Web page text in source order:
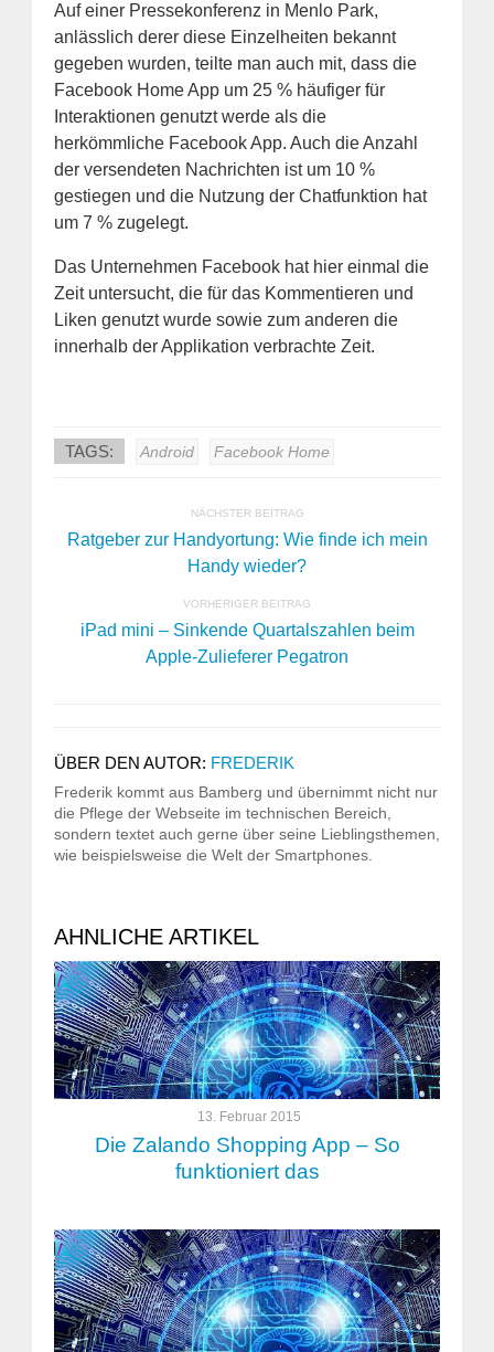
Auf einer Pressekonferenz in Menlo Park,
anlässlich derer diese Einzelheiten bekannt
gegeben wurden, teilte man auch mit, dass die
Facebook Home App um 25 % häufiger für
Interaktionen genutzt werde als die
herkömmliche Facebook App. Auch die Anzahl
der versendeten Nachrichten ist um 10 %
gestiegen und die Nutzung der Chatfunktion hat
um 7 % zugelegt.
Das Unternehmen Facebook hat hier einmal die
Zeit untersucht, die für das Kommentieren und
Liken genutzt wurde sowie zum anderen die
innerhalb der Applikation verbrachte Zeit.
TAGS: Android Facebook Home
NÄCHSTER BEITRAG
Ratgeber zur Handyortung: Wie finde ich mein
Handy wieder?
VORHERIGER BEITRAG
iPad mini – Sinkende Quartalszahlen beim
Apple-Zulieferer Pegatron
ÜBER DEN AUTOR: FREDERIK
Frederik kommt aus Bamberg und übernimmt nicht nur
die Pflege der Webseite im technischen Bereich,
sondern textet auch gerne über seine Lieblingsthemen,
wie beispielsweise die Welt der Smartphones.
AHNLICHE ARTIKEL
13. Februar 2015
Die Zalando Shopping App – So
funktioniert das